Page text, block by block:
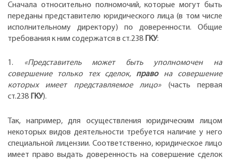
Сначала относительно полномочий, которые могут быть
переданы представителю юридического лица (в том числе
исполнительному директору) по доверенности. Общие
требования к ним содержатся в ст.238 ГКУ:
1. «Представитель может быть уполномочен на
совершение только тех сделок, правона совершение
которых имеет представляемое лицо» (часть первая
ст.238
ГКУ).
Так, например, для осуществления юридическим лицом
некоторых видов деятельности требуется наличие у него
специальной лицензии. Соответственно, юридическое лицо
имеет право выдать доверенность на совершение сделок